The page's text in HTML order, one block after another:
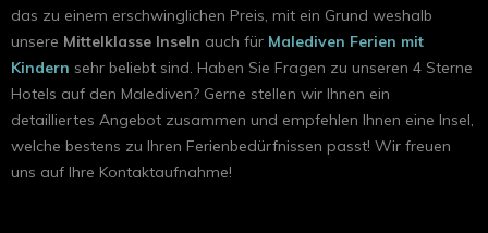
das zu einem erschwinglichen Preis, mit ein Grund weshalb
unsere Mittelklasse Inseln auch für Malediven Ferien mit
Kindern sehr beliebt sind. Haben Sie Fragen zu unseren 4 Sterne
Hotels auf den Malediven? Gerne stellen wir Ihnen ein
detailliertes Angebot zusammen und empfehlen Ihnen eine Insel,
welche bestens zu Ihren Ferienbedürfnissen passt! Wir freuen
uns auf Ihre Kontaktaufnahme!